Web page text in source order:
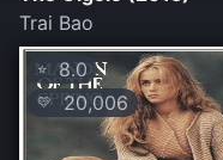
Trai Bao
⭐ 8.0
💛 20,006